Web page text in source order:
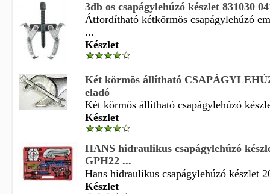
3db os csapágylehúzó készlet 831030
Átfordítható kétkörmös csapágylehúzó
...
Készlet
Két körmös állítható
eladó
Két körmös állítható csapágylehúzó
Készlet
HANS hidraulikus csapágylehúzó
GPH22 ...
Hans hidraulikus csapágylehúzó készlet
Készlet